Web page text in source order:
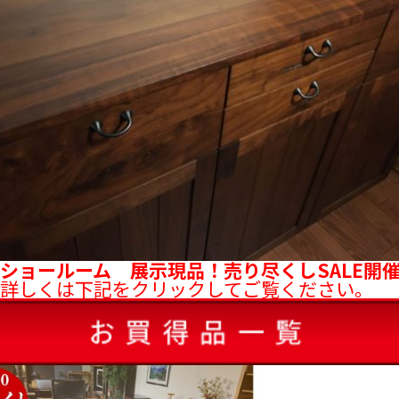
ョールーム 展示現品！売り尽くしSALE開
詳しくは下記をクリックしてご覧ください。